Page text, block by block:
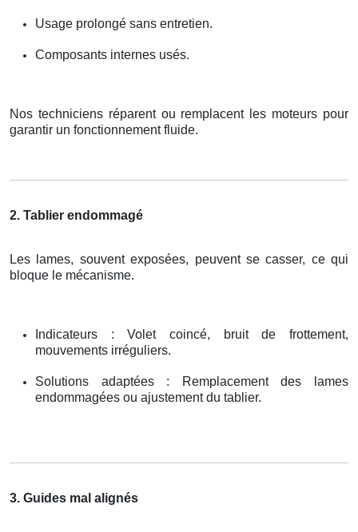
Usage prolongé sans entretien.
Composants internes usés.
Nos techniciens réparent ou remplacent les moteurs pour
garantir un fonctionnement fluide.
2. Tablier endommagé
Les lames, souvent exposées, peuvent se casser, ce qui
bloque le mécanisme.
Indicateurs : Volet coincé, bruit de frottement,
mouvements irréguliers.
Solutions adaptées : Remplacement des lames
endommagées ou ajustement du tablier.
3. Guides mal alignés